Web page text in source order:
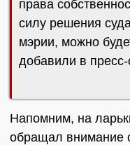
права
силу решения
мэрии, можно
добавили в
Напомним, на
обращал внимание